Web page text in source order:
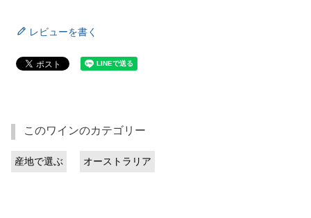
レビューを書く
このワインのカテゴリー
産地で選ぶ オーストラリア